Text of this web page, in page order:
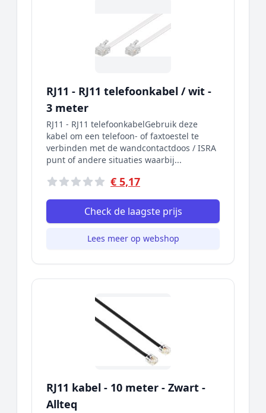
RJ11 - RJ11 telefoonkabel / wit -
3 meter
RJ11 - RJ11 telefoonkabelGebruik deze
kabel om een telefoon- of faxtoestel te
verbinden met de wandcontactdoos / ISRA
punt of andere situaties waarbij...
€ 5,17
Check de laagste prijs
Lees meer op webshop
RJ11 kabel - 10 meter - Zwart -
Allteq